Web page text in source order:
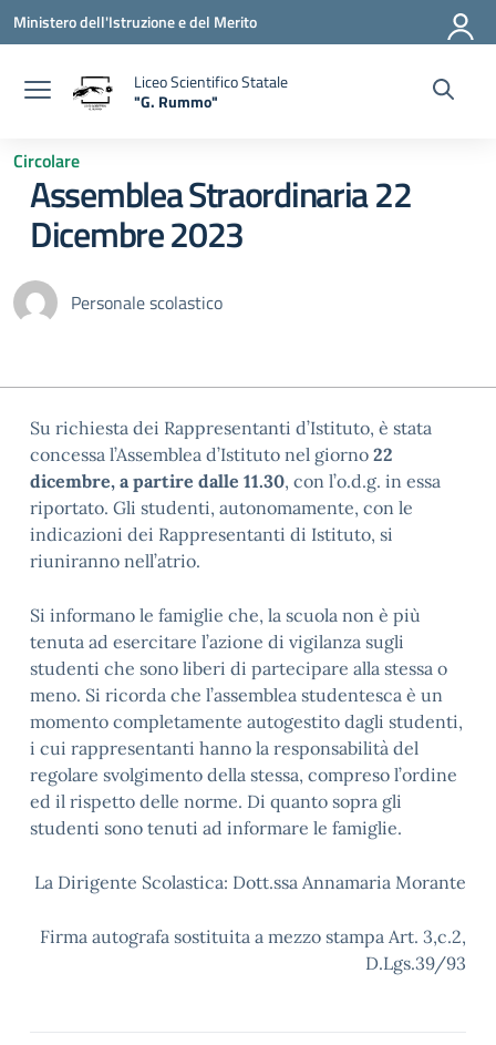
Vai ai contenuti
Vai al menu di navigazione
Vai al footer
Ministero dell'Istruzione e del Merito
Liceo Scientifico Statale
"G. Rummo"
Circolare
Assemblea Straordinaria 22
Dicembre 2023
Personale scolastico
Su richiesta dei Rappresentanti d’Istituto, è stata
concessa l’Assemblea d’Istituto nel giorno 22
dicembre, a partire dalle 11.30, con l’o.d.g. in essa
riportato. Gli studenti, autonomamente, con le
indicazioni dei Rappresentanti di Istituto, si
riuniranno nell’atrio.
Si informano le famiglie che, la scuola non è più
tenuta ad esercitare l’azione di vigilanza sugli
studenti che sono liberi di partecipare alla stessa o
meno. Si ricorda che l’assemblea studentesca è un
momento completamente autogestito dagli studenti,
i cui rappresentanti hanno la responsabilità del
regolare svolgimento della stessa, compreso l’ordine
ed il rispetto delle norme. Di quanto sopra gli
studenti sono tenuti ad informare le famiglie.
La Dirigente Scolastica: Dott.ssa Annamaria Morante
Firma autografa sostituita a mezzo stampa Art. 3,c.2,
D.Lgs.39/93